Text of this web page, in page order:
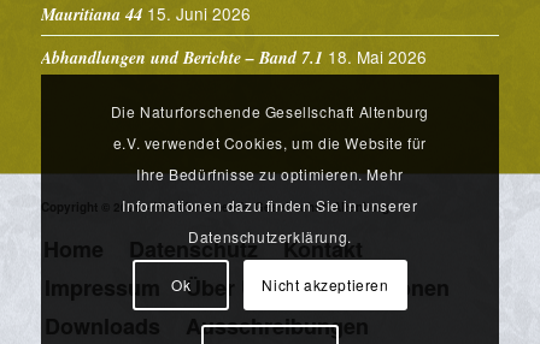
Mauritiana 44 15. Juni 2026
Abhandlungen und Berichte – Band 7.1 18. Mai 2026
Copyright © 2026 - Naturforschende Gesellschaft Altenburg
Home Datenschutz
Kontakt
Impressum
Über Uns
Publikationen
Downloads
Ausschreibungen
Die Naturforschende Gesellschaft Altenburg
e.V. verwendet Cookies, um die Website für
Ihre Bedürfnisse zu optimieren. Mehr
Informationen dazu finden Sie in unserer
Datenschutzerklärung.
Ok Nicht akzeptieren